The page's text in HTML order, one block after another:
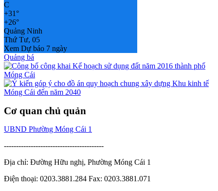
C
+31°
+26°
Quảng Ninh
Thứ Tư, 05
Xem Dự báo 7 ngày
Quảng bá
Cơ quan chủ quản
UBND Phường Móng Cái 1
-----------------------------------------
Địa chỉ: Đường Hữu nghị, Phường Móng Cái 1
Điện thoại: 0203.3881.284 Fax: 0203.3881.071